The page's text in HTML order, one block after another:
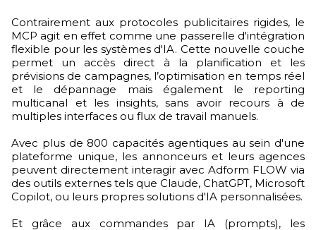
Contrairement aux protocoles publicitaires rigides, le
MCP agit en effet comme une passerelle d'intégration
flexible pour les systèmes d'IA. Cette nouvelle couche
permet un accès direct à la planification et les
prévisions de campagnes, l’optimisation en temps réel
et le dépannage mais également le reporting
multicanal et les insights, sans avoir recours à de
multiples interfaces ou flux de travail manuels.
Avec plus de 800 capacités agentiques au sein d'une
plateforme unique, les annonceurs et leurs agences
peuvent directement interagir avec Adform FLOW via
des outils externes tels que Claude, ChatGPT, Microsoft
Copilot, ou leurs propres solutions d'IA personnalisées.
Et grâce aux commandes par IA (prompts), les